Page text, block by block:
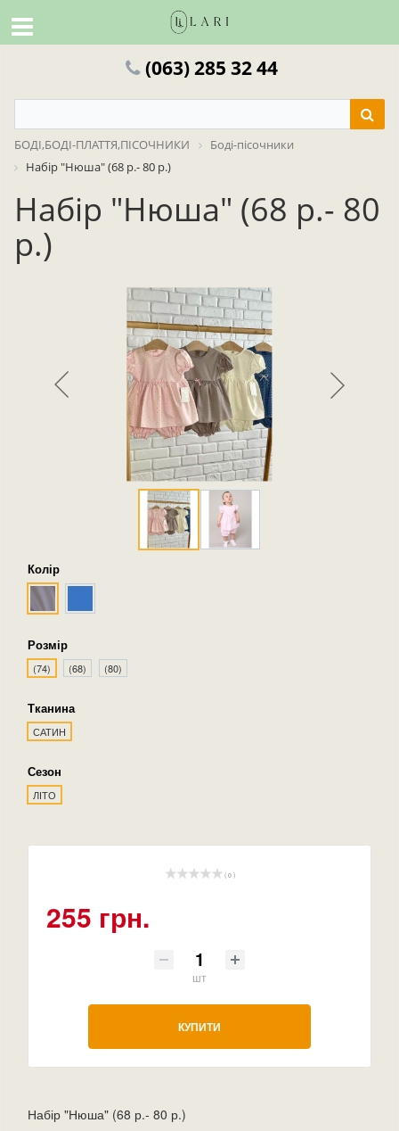
(063) 285 32 44
БОДІ,БОДІ-ПЛАТТЯ,ПІСОЧНИКИ
Боді-пісочники
Набір "Нюша" (68 р.- 80 р.)
Набір "Нюша" (68 р.- 80
р.)
Колір
Розмір
(74) (68) (80)
Тканина
САТИН
Сезон
ЛІТО
( 0 )
255 грн.
шт
КУПИТИ
Набір "Нюша" (68 р.- 80 р.)